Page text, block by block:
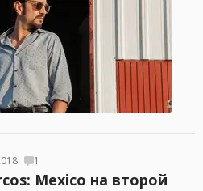
1
Mexico на второй